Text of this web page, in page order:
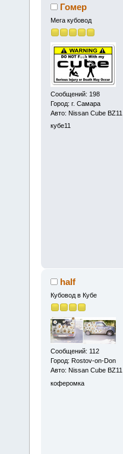
Гомер
Мега кубовод
Сообщений: 198
Город: г. Самара
Авто: Nissan Cube BZ11
кубе11
half
Кубовод в Кубе
Сообщений: 112
Город: Rostov-on-Don
Авто: Nissan Cube BZ11
коферомка